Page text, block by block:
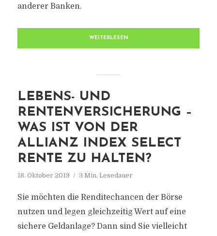
anderer Banken.
WEITERLESEN
LEBENS- UND
RENTENVERSICHERUNG –
WAS IST VON DER
ALLIANZ INDEX SELECT
RENTE ZU HALTEN?
18. Oktober 2019 3 Min. Lesedauer
Sie möchten die Renditechancen der Börse
nutzen und legen gleichzeitig Wert auf eine
sichere Geldanlage? Dann sind Sie vielleicht